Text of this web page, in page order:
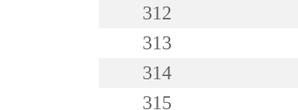
312
313
314
315